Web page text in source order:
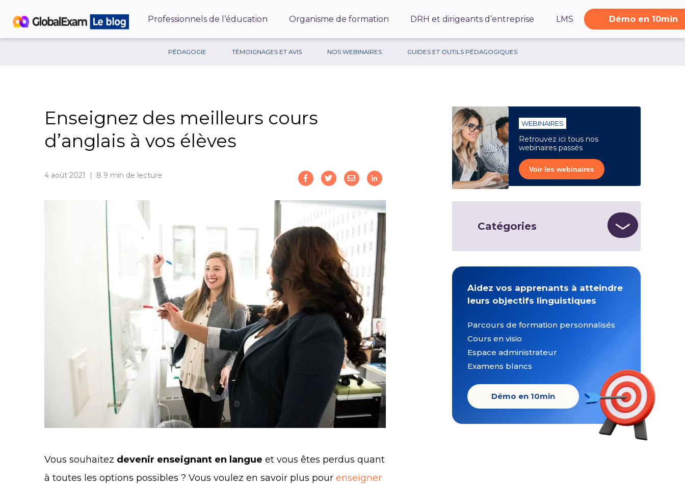
Professionnels de l’éducation Organisme de formation DRH et dirigeants d’entreprise LMS Démo en 10min
PÉDAGOGIE TÉMOIGNAGES ET AVIS NOS WEBINAIRES GUIDES ET OUTILS PÉDAGOGIQUES
Enseignez des meilleurs cours
d’anglais à vos élèves
4 août 2021 | 8 9 min de lecture
Vous souhaitez devenir enseignant en langue et vous êtes perdus quant
à toutes les options possibles ? Vous voulez en savoir plus pour enseigner
WEBINAIRES
Retrouvez ici tous nos
webinaires passés
Voir les webinaires
Catégories
Aidez vos apprenants à atteindre
leurs objectifs linguistiques
Parcours de formation personnalisés
Cours en visio
Espace administrateur
Examens blancs
Démo en 10min